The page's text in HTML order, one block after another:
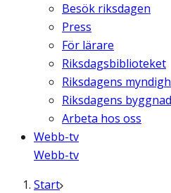
Besök riksdagen
Press
För lärare
Riksdagsbiblioteket
Riksdagens
Riksdagens
Arbeta hos oss
Webb-tv
Webb-tv
Start